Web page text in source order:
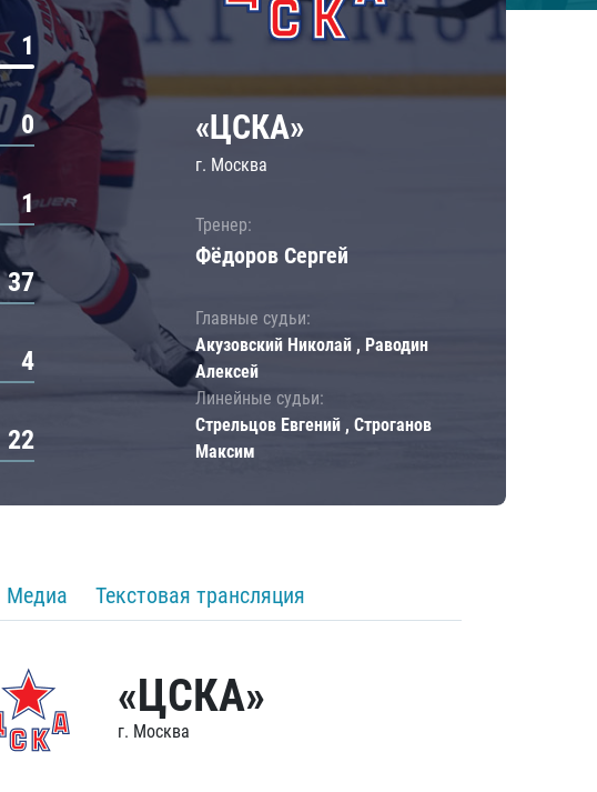
1
0
1
37
4
22
«ЦСКА»
г. Москва
Тренер:
Фёдоров Сергей
Главные судьи:
Акузовский Николай , Раводин
Алексей
Линейные судьи:
Стрельцов Евгений , Строганов
Максим
Медиа Текстовая трансляция
«ЦСКА»
г. Москва